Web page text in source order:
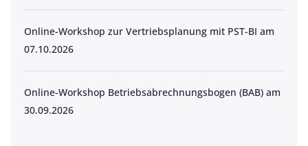
Online-Workshop zur Vertriebsplanung mit PST-BI am
07.10.2026
Online-Workshop Betriebsabrechnungsbogen (BAB) am
30.09.2026